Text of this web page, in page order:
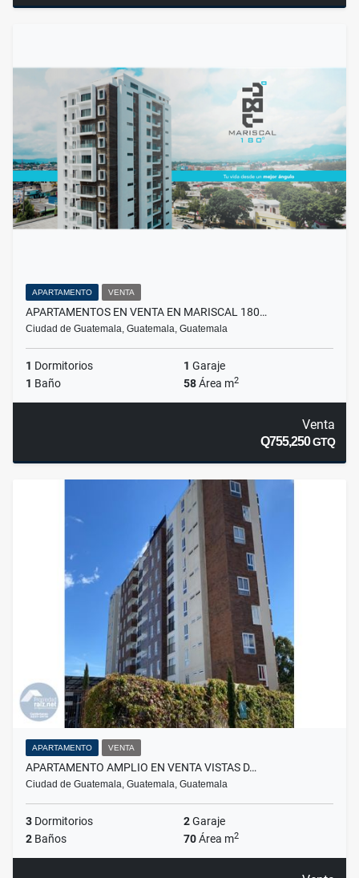
APARTAMENTO VENTA
APARTAMENTOS EN VENTA EN MARISCAL 180…
Ciudad de Guatemala, Guatemala, Guatemala
1 Dormitorios 1 Garaje
1 Baño 58Área m2
Venta
Q755,250GTQ
APARTAMENTO VENTA
APARTAMENTO AMPLIO EN VENTA VISTAS D…
Ciudad de Guatemala, Guatemala, Guatemala
3 Dormitorios 2Garaje
2 Baños 70Área m2